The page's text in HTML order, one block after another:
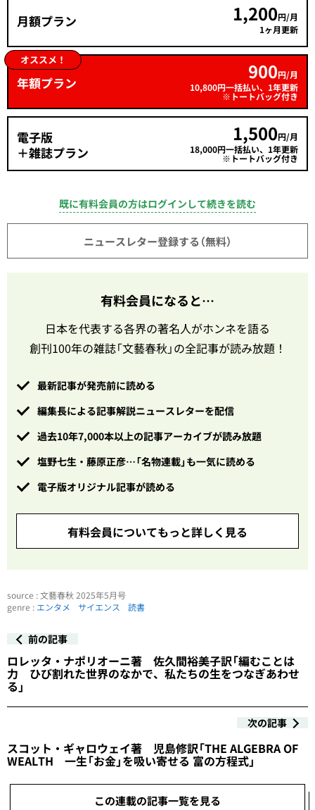
月額プラン 1,200円/月
1ヶ月更新
オススメ！
年額プラン 900円/月
10,800円一括払い、1年更新
※トートバッグ付き
電子版
＋雑誌プラン
1,500円/月
18,000円一括払い、1年更新
※トートバッグ付き
既に有料会員の方はログインして続きを読む
ニュースレター登録する（無料）
有料会員になると…
日本を代表する各界の著名人がホンネを語る
創刊100年の雑誌「文藝春秋」の全記事が読み放題！
最新記事が発売前に読める
編集長による記事解説ニュースレターを配信
過去10年7,000本以上の記事アーカイブが読み放題
塩野七生・藤原正彦…「名物連載」も一気に読める
電子版オリジナル記事が読める
有料会員についてもっと詳しく見る
source : 文藝春秋 2025年5月号
genre : エンタメ サイエンス 読書
前の記事
ロレッタ・ナポリオーニ著 佐久間裕美子訳「編むことは
力 ひび割れた世界のなかで、私たちの生をつなぎあわせ
る」
次の記事
スコット・ギャロウェイ著 児島修訳「THE ALGEBRA OF
WEALTH 一生「お金」を吸い寄せる 富の方程式」
この連載の記事一覧を見る